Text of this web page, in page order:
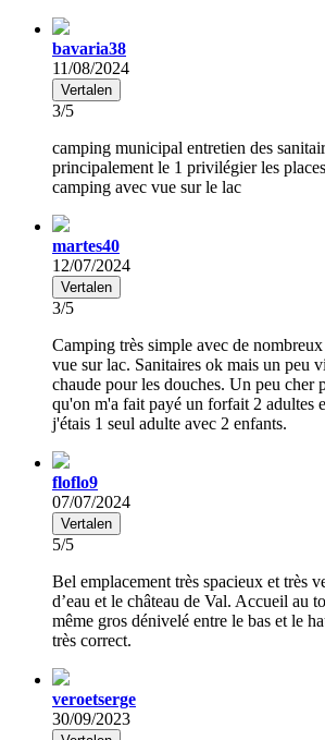
bavaria38
11/08/2024
Vertalen
3/5
camping municipal entretien des
principalement le 1 privilégier les
camping avec vue sur le lac
martes40
12/07/2024
Vertalen
3/5
Camping très simple avec de
vue sur lac. Sanitaires ok mais un peu
chaude pour les douches. Un peu cher
qu'on m'a fait payé un forfait 2 adultes
j'étais 1 seul adulte avec 2 enfants.
floflo9
07/07/2024
Vertalen
5/5
Bel emplacement très spacieux et très
d’eau et le château de Val. Accueil au
même gros dénivelé entre le bas et le
très correct.
veroetserge
30/09/2023